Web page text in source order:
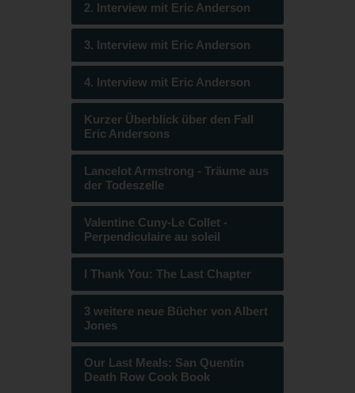
2. Interview mit Eric Anderson
3. Interview mit Eric Anderson
4. Interview mit Eric Anderson
Kurzer Überblick über den Fall
Eric Andersons
Lancelot Armstrong - Träume aus
der Todeszelle
Valentine Cuny-Le Collet -
Perpendiculaire au soleil
I Thank You: The Last Chapter
3 weitere neue Bücher von Albert
Jones
Our Last Meals: San Quentin
Death Row Cook Book